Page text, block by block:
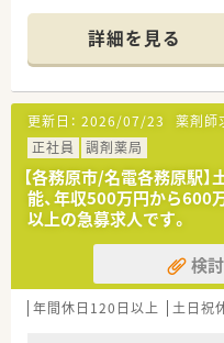
負担が偏ることはありま
詳細を見る
更新日： 2026/07/23 薬剤師
正社員
調剤薬局
【各務原市/名電各務原駅
能、年収500万円から600
以上の急募求人です。
検
年間休日120日以上 土日祝